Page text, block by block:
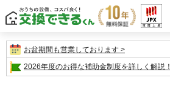
お盆期間も営業しております
2026年度のお得な補助金制度を詳しく解説！